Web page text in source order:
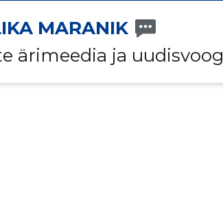
MARANIK
ärimeedia ja uudisvoog